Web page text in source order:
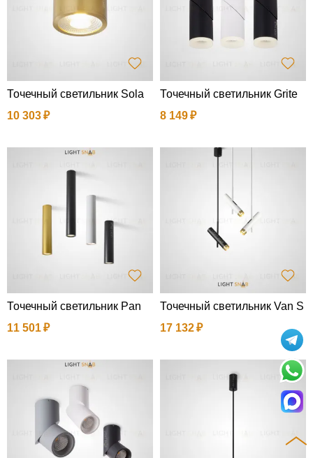
Точечный светильник Sola
10 303
Точечный светильник Grite
8 149
Точечный светильник Pan
11 501
Точечный светильник Van S
17 132